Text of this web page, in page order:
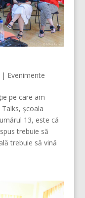
| Evenimente
pe care am
școala
13, este că
trebuie să
trebuie să vină